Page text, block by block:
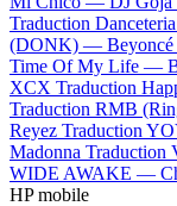
Traduction
(DONK) — Beyoncé
Time Of My Life —
XCX Traduction
Traduction RMB
Reyez Traduction
Madonna Traduction
WIDE AWAKE —
HP mobile